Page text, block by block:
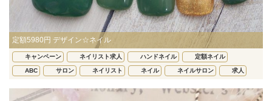
定額5980円 デザイン☆ネイル
キャンペーン ネイリスト求人 ハンドネイル 定額ネイル
ABC サロン ネイリスト ネイル ネイルサロン 求人